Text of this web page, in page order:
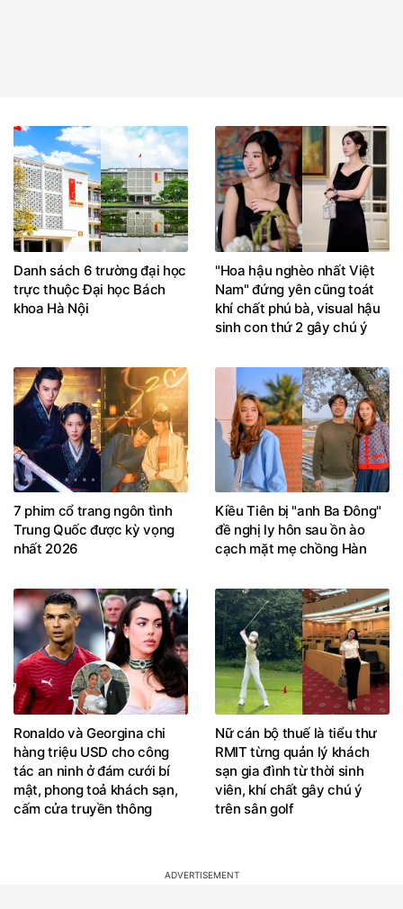
Danh sách 6 trường đại học
trực thuộc Đại học Bách
khoa Hà Nội
"Hoa hậu nghèo nhất Việt
Nam" đứng yên cũng toát
khí chất phú bà, visual hậu
sinh con thứ 2 gây chú ý
7 phim cổ trang ngôn tình
Trung Quốc được kỳ vọng
nhất 2026
Kiều Tiên bị "anh Ba Đông"
đề nghị ly hôn sau ồn ào
cạch mặt mẹ chồng Hàn
Ronaldo và Georgina chi
hàng triệu USD cho công
tác an ninh ở đám cưới bí
mật, phong toả khách sạn,
cấm cửa truyền thông
Nữ cán bộ thuế là tiểu thư
RMIT từng quản lý khách
sạn gia đình từ thời sinh
viên, khí chất gây chú ý
trên sân golf